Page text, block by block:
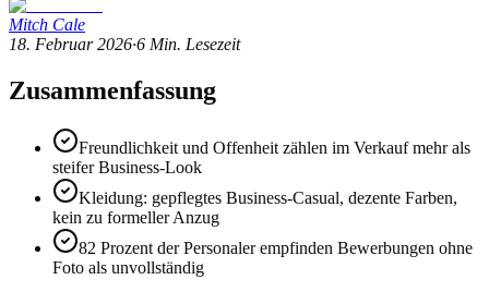
Mitch Cale
18. Februar 2026·6 Min. Lesezeit
Zusammenfassung
Freundlichkeit und Offenheit zählen im Verkauf mehr als
steifer Business-Look
Kleidung: gepflegtes Business-Casual, dezente Farben,
kein zu formeller Anzug
82 Prozent der Personaler empfinden Bewerbungen ohne
Foto als unvollständig